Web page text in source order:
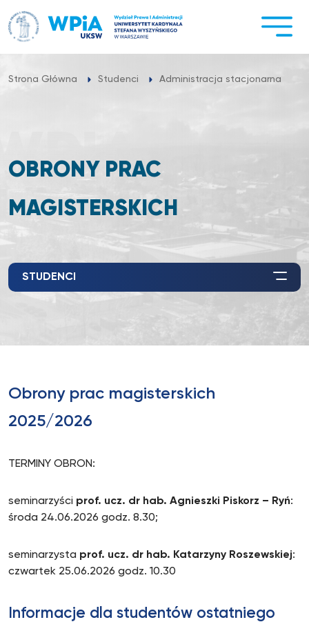
do
treści
Strona Główna Studenci Administracja stacjonarna
OBRONY PRAC
MAGISTERSKICH
STUDENCI
Obrony prac magisterskich
2025/2026
TERMINY OBRON:
seminarzyści prof. ucz. dr hab. Agnieszki Piskorz – Ryń:
środa 24.06.2026 godz. 8.30;
seminarzysta prof. ucz. dr hab. Katarzyny Roszewskiej:
czwartek 25.06.2026 godz. 10.30
Informacje dla studentów ostatniego